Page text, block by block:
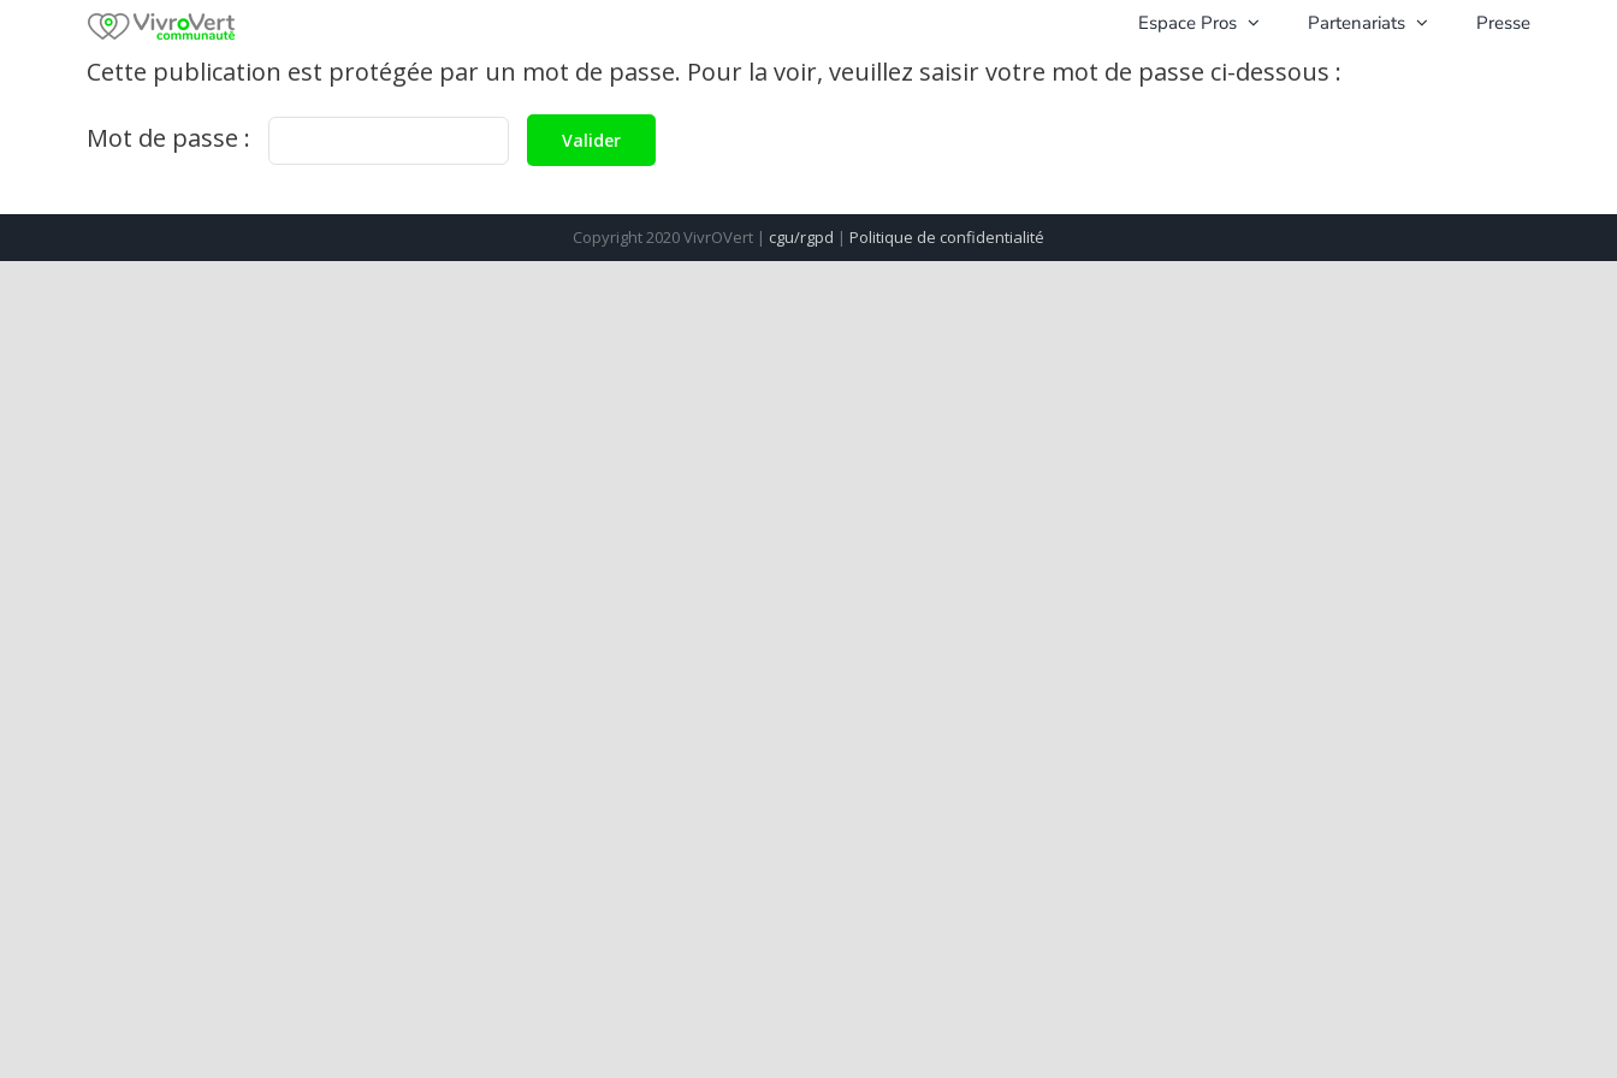
Espace Pros Partenariats Presse
Cette publication est protégée par un mot de passe. Pour la voir, veuillez saisir votre mot de passe ci-dessous :
Mot de passe :
Copyright 2020 VivrOVert | cgu/rgpd | Politique de confidentialité